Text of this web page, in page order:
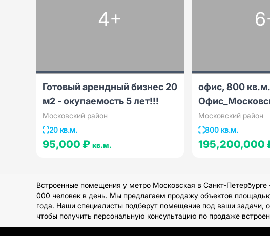
4+
Готовый арендный бизнес 20
м2 - окупаемость 5 лет!!!
Московский район
20 кв.м.
95,000 ₽ кв.м.
офис, 800
Московский район
800 кв.м.
195,200,000
Встроенные помещения у метро Московская в Санкт-
000 человек в день. Мы предлагаем продажу объектов
года. Наши специалисты подберут помещение под ваши задачи,
чтобы получить персональную консультацию по продаже